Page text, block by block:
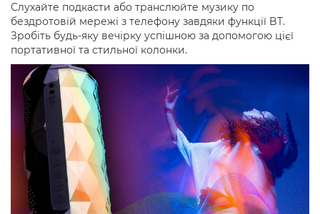
Слухайте подкасти або транслюйте музику по
бездротовій мережі з телефону завдяки функції BT.
Зробіть будь-яку вечірку успішною за допомогою цієї
портативної та стильної колонки.